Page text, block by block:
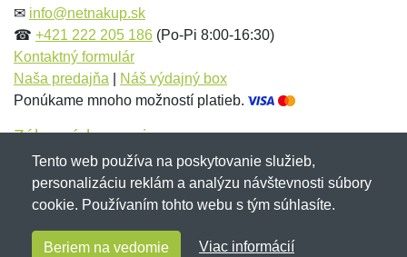
Meno:*
E-mail:
Správa*
E-mail:*
Správa*
✉ info@netnakup.sk
☎ +421 222 205 186 (Po-Pi 8:00-16:30)
Kontaktný formulár
Naša predajňa
Náš výdajný box
Ponúkame mnoho možností platieb.
Zákaznícky servis
Novinky emailom
Copyright © 2007-2026 (19 rokov s vami)Netnakup.sk
Tento web používa na poskytovanie služieb,
personalizáciu reklám a analýzu návštevnosti súbory
cookie. Používaním tohto webu s tým súhlasíte.
Beriem na vedomie Viac informácií